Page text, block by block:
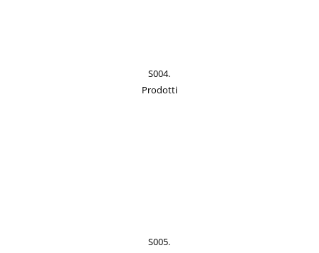
S004.
Prodotti
S005.